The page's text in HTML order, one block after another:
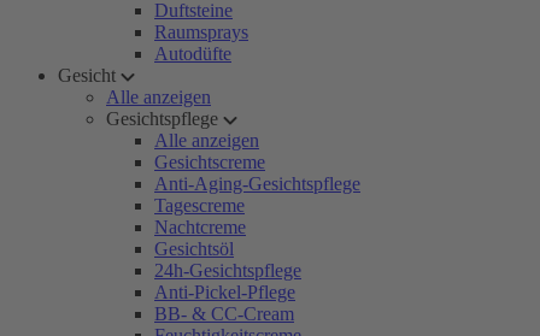
Duftsteine
Raumsprays
Autodüfte
Gesicht
Alle anzeigen
Gesichtspflege
Alle anzeigen
Gesichtscreme
Anti-Aging-Gesichtspflege
Tagescreme
Nachtcreme
Gesichtsöl
24h-Gesichtspflege
Anti-Pickel-Pflege
BB- & CC-Cream